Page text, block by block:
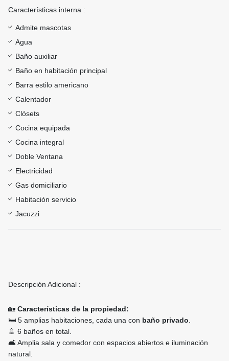
Características interna :
Admite mascotas
Agua
Baño auxiliar
Baño en habitación principal
Barra estilo americano
Calentador
Clósets
Cocina equipada
Cocina integral
Doble Ventana
Electricidad
Gas domiciliario
Habitación servicio
Jacuzzi
Descripción Adicional :
🏡 Características de la propiedad:
🛏️ 5 amplias habitaciones, cada una con baño privado
🚿 6 baños en total.
🛋️ Amplia sala y comedor con espacios abiertos e iluminación
natural.